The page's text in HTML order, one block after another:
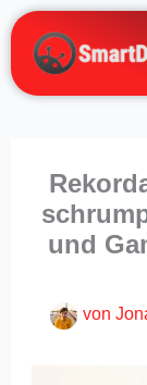
Zum
Inhalt
springen
und
von